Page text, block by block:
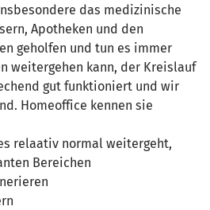
das medizinische
Apotheken und den
geholfen und tun es immer
weitergehen kann, der Kreislauf
gut funktioniert und wir
Homeoffice kennen sie
relaativ normal weitergeht,
Bereichen